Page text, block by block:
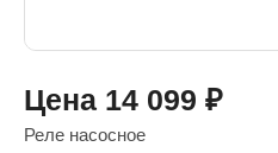
Цена 14 099 ₽
Реле насосное